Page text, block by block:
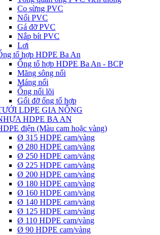
Co sừng PVC
Nối PVC
Gá đỡ PVC
Nắp bít PVC
Lơi
tổ hợp HDPE Ba An
Ống tổ hợp HDPE Ba An - BCP
Măng sông nối
Máng nối
Ống nối lõi
Gối đỡ ống tổ hợp
LDPE GIA NÔNG
HDPE BA AN
điện (Màu cam hoặc vàng)
Ø 315 HDPE cam/vàng
Ø 280 HDPE cam/vàng
Ø 250 HDPE cam/vàng
Ø 225 HDPE cam/vàng
Ø 200 HDPE cam/vàng
Ø 180 HDPE cam/vàng
Ø 160 HDPE cam/vàng
Ø 140 HDPE cam/vàng
Ø 125 HDPE cam/vàng
Ø 110 HDPE cam/vàng
Ø 90 HDPE cam/vàng